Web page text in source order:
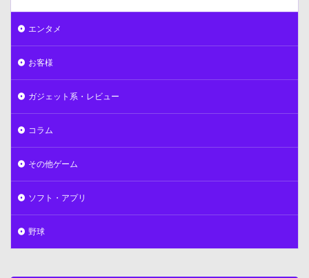
エンタメ
お客様
ガジェット系・レビュー
コラム
その他ゲーム
ソフト・アプリ
野球